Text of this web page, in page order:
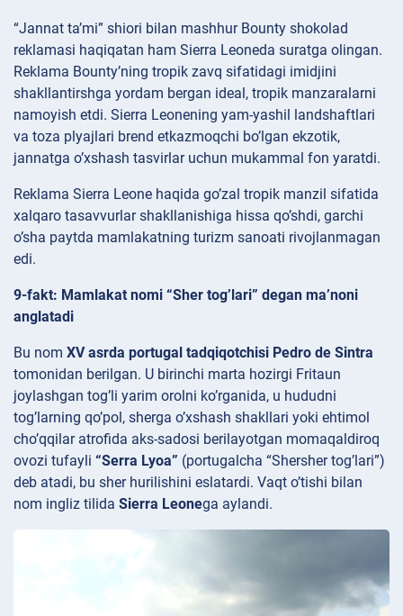
“Jannat ta’mi” shiori bilan mashhur Bounty shokolad
reklamasi haqiqatan ham Sierra Leoneda suratga olingan.
Reklama Bounty’ning tropik zavq sifatidagi imidjini
shakllantirshga yordam bergan ideal, tropik manzaralarni
namoyish etdi. Sierra Leonening yam-yashil landshaftlari
va toza plyajlari brend etkazmoqchi bo’lgan ekzotik,
jannatga o’xshash tasvirlar uchun mukammal fon yaratdi.
Reklama Sierra Leone haqida go’zal tropik manzil sifatida
xalqaro tasavvurlar shakllanishiga hissa qo’shdi, garchi
o’sha paytda mamlakatning turizm sanoati rivojlanmagan
edi.
9-fakt: Mamlakat nomi “Sher tog’lari” degan ma’noni
anglatadi
Bu nom XV asrda portugal tadqiqotchisi Pedro de Sintra
tomonidan berilgan. U birinchi marta hozirgi Fritaun
joylashgan tog’li yarim orolni ko’rganida, u hududni
tog’larning qo’pol, sherga o’xshash shakllari yoki ehtimol
cho’qqilar atrofida aks-sadosi berilayotgan momaqaldiroq
ovozi tufayli “Serra Lyoa” (portugalcha “Shersher tog’lari”)
deb atadi, bu sher hurilishini eslatardi. Vaqt o’tishi bilan
nom ingliz tilida Sierra Leonega aylandi.